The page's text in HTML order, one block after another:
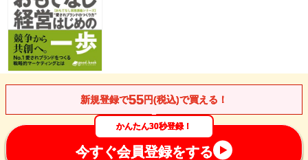
新規登録で55円(税込)で買える！
かんたん30秒登録！
今すぐ会員登録をする